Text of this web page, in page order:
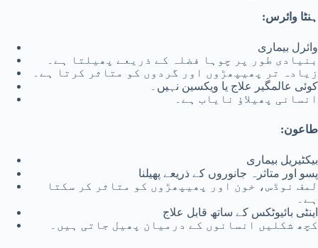
ہنٹا وائرس:
وائرل بیماری
بنیادی طور پر چوہا فضلہ کے ذریعے پھیلتا ہے۔
زیادہ تر پھیپھڑوں اور گردوں کو متاثر کرتا ہے۔
کوئی عالمگیر علاج یا ویکسین نہیں۔
انسانی پھیلاؤ نایاب ہے۔
طاعون:
بیکٹیریل بیماری
پسو اور متاثرہ جانوروں کے ذریعے پھیلنا
لمف نوڈس، خون اور پھیپھڑوں کو متاثر کر سکتا
ہے۔
اینٹی بائیوٹکس کے ساتھ قابل علاج
کچھ شکلیں انسانوں کے درمیان پھیل جاتی ہیں۔